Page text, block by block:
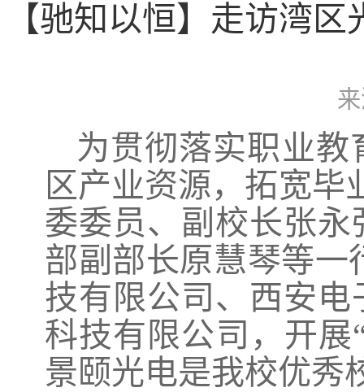
【驰知以恒】走访湾
为贯彻落实职业
区产业资源，拓宽毕
委委员、副校长张
部副部长原慧琴等一
技有限公司、西安
科技有限公司，开
景颐光电是我校优秀